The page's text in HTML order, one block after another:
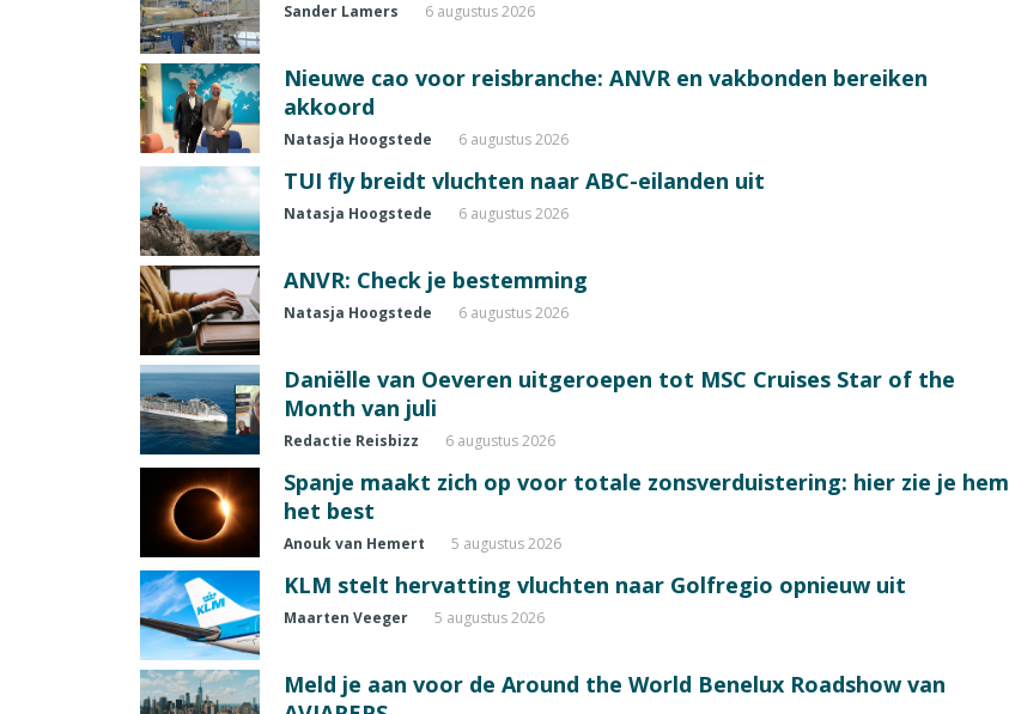
Sander Lamers 6 augustus 2026
Nieuwe cao voor reisbranche: ANVR en vakbonden bereiken
akkoord
Natasja Hoogstede 6 augustus 2026
TUI fly breidt vluchten naar ABC-eilanden uit
Natasja Hoogstede 6 augustus 2026
ANVR: Check je bestemming
Natasja Hoogstede 6 augustus 2026
Daniëlle van Oeveren uitgeroepen tot MSC Cruises Star of the
Month van juli
Redactie Reisbizz 6 augustus 2026
Spanje maakt zich op voor totale zonsverduistering: hier zie je hem
het best
Anouk van Hemert 5 augustus 2026
KLM stelt hervatting vluchten naar Golfregio opnieuw uit
Maarten Veeger 5 augustus 2026
Meld je aan voor de Around the World Benelux Roadshow van